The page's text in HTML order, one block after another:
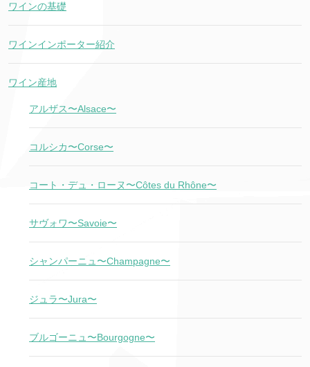
ワインの基礎
ワインインポーター紹介
ワイン産地
アルザス〜Alsace〜
コルシカ〜Corse〜
コート・デュ・ローヌ〜Côtes du Rhône〜
サヴォワ〜Savoie〜
シャンパーニュ〜Champagne〜
ジュラ〜Jura〜
ブルゴーニュ〜Bourgogne〜